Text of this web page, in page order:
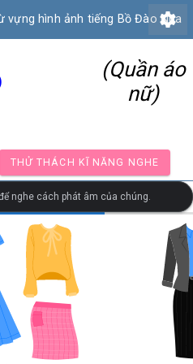
vựng hình ảnh tiếng Bồ Đào Nha
settings
(Quần áo
nữ)
THỬ THÁCH KĨ NĂNG
nghe cách phát âm của chúng.